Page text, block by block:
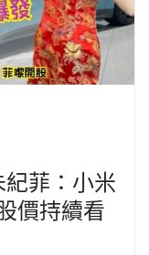
菲：小米
價持續看